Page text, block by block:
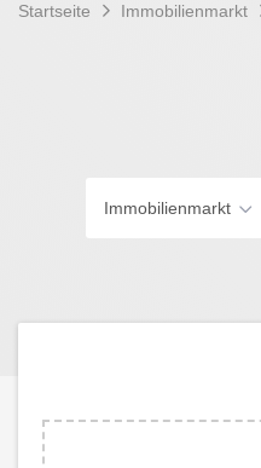
Startseite Immobilienmarkt
Immobilienmarkt